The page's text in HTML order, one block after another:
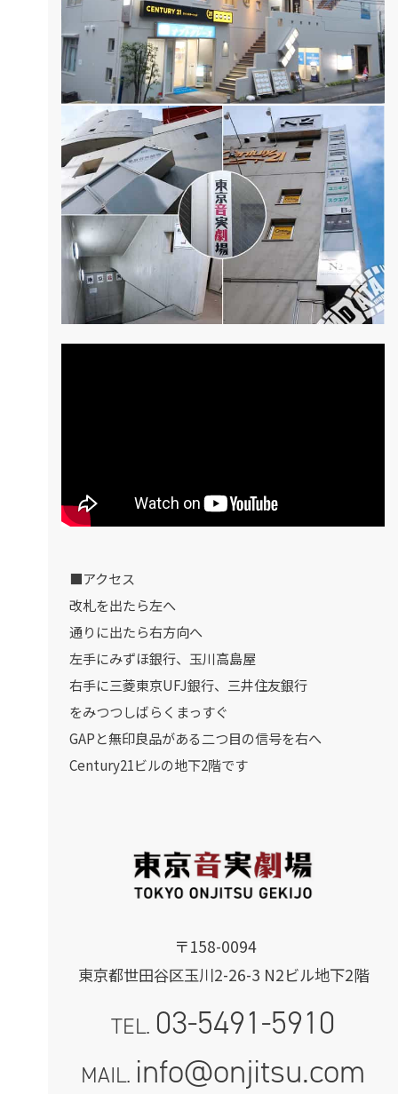
〒158-0094
東京都世田谷区玉川2-26-3 N2ビル地下2階
TEL. 03-5491-5910
MAIL. info@onjitsu.com
■アクセス
改札を出たら左へ
通りに出たら右方向へ
左手にみずほ銀行、玉川高島屋
右手に三菱東京UFJ銀行、三井住友銀行
をみつつしばらくまっすぐ
GAPと無印良品がある二つ目の信号を右へ
Century21ビルの地下2階です